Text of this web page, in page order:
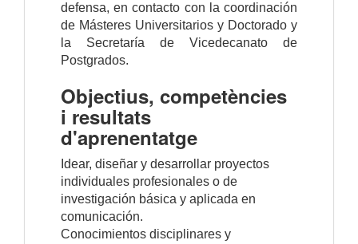
defensa, en contacto con la coordinación
de Másteres Universitarios y Doctorado y
la Secretaría de Vicedecanato de
Postgrados.
Objectius, competències
i resultats
d'aprenentatge
Idear, diseñar y desarrollar proyectos
individuales profesionales o de
investigación básica y aplicada en
comunicación.
Conocimientos disciplinares y